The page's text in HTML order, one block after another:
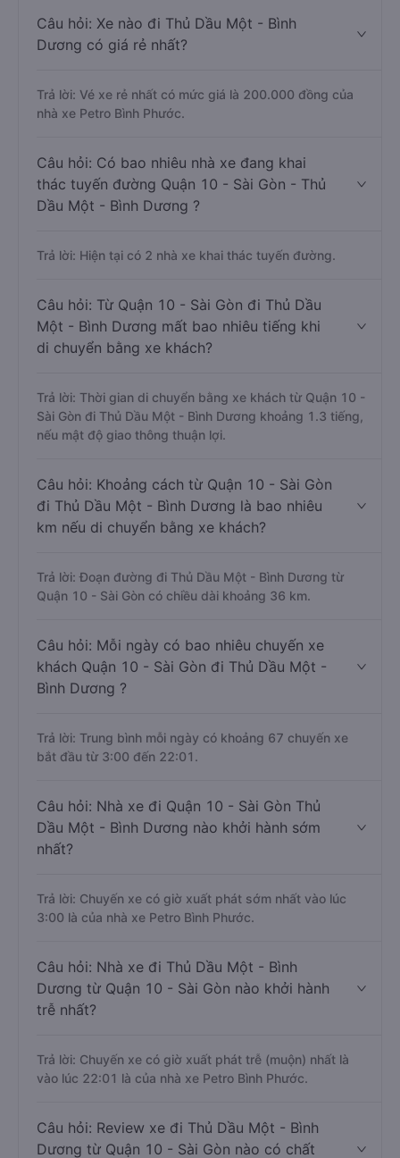
Câu hỏi: Xe nào đi Thủ Dầu Một - Bình
Dương có giá rẻ nhất?
Trả lời: Vé xe rẻ nhất có mức giá là 200.000 đồng của
nhà xe Petro Bình Phước.
Câu hỏi: Có bao nhiêu nhà xe đang khai
thác tuyến đường Quận 10 - Sài Gòn - Thủ
Dầu Một - Bình Dương ?
Trả lời: Hiện tại có 2 nhà xe khai thác tuyến đường.
Câu hỏi: Từ Quận 10 - Sài Gòn đi Thủ Dầu
Một - Bình Dương mất bao nhiêu tiếng khi
di chuyển bằng xe khách?
Trả lời: Thời gian di chuyển bằng xe khách từ Quận 10 -
Sài Gòn đi Thủ Dầu Một - Bình Dương khoảng 1.3 tiếng,
nếu mật độ giao thông thuận lợi.
Câu hỏi: Khoảng cách từ Quận 10 - Sài Gòn
đi Thủ Dầu Một - Bình Dương là bao nhiêu
km nếu di chuyển bằng xe khách?
Trả lời: Đoạn đường đi Thủ Dầu Một - Bình Dương từ
Quận 10 - Sài Gòn có chiều dài khoảng 36 km.
Câu hỏi: Mỗi ngày có bao nhiêu chuyến xe
khách Quận 10 - Sài Gòn đi Thủ Dầu Một -
Bình Dương ?
Trả lời: Trung bình mỗi ngày có khoảng 67 chuyến xe
bắt đầu từ 3:00 đến 22:01.
Câu hỏi: Nhà xe đi Quận 10 - Sài Gòn Thủ
Dầu Một - Bình Dương nào khởi hành sớm
nhất?
Trả lời: Chuyến xe có giờ xuất phát sớm nhất vào lúc
3:00 là của nhà xe Petro Bình Phước.
Câu hỏi: Nhà xe đi Thủ Dầu Một - Bình
Dương từ Quận 10 - Sài Gòn nào khởi hành
trễ nhất?
Trả lời: Chuyến xe có giờ xuất phát trễ (muộn) nhất là
vào lúc 22:01 là của nhà xe Petro Bình Phước.
Câu hỏi: Review xe đi Thủ Dầu Một - Bình
Dương từ Quận 10 - Sài Gòn nào có chất